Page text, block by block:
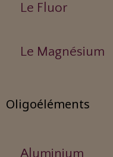
Le Fluor
Le Magnésium
Oligoéléments
Aluminium